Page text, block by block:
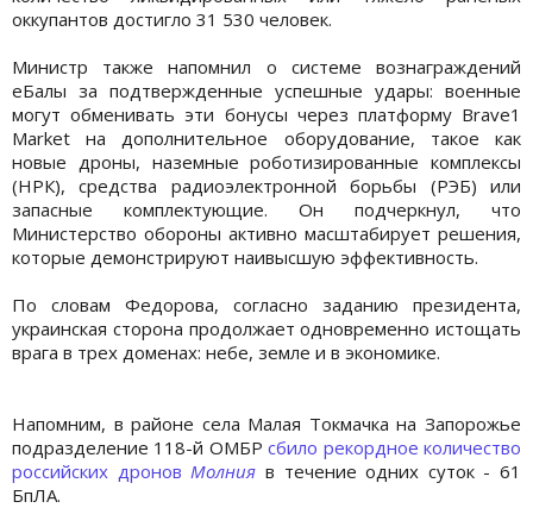
оккупантов достигло 31 530 человек.
Министр также напомнил о системе вознаграждений
еБалы за подтвержденные успешные удары: военные
могут обменивать эти бонусы через платформу Brave1
Market на дополнительное оборудование, такое как
новые дроны, наземные роботизированные комплексы
(НРК), средства радиоэлектронной борьбы (РЭБ) или
запасные комплектующие. Он подчеркнул, что
Министерство обороны активно масштабирует решения,
которые демонстрируют наивысшую эффективность.
По словам Федорова, согласно заданию президента,
украинская сторона продолжает одновременно истощать
врага в трех доменах: небе, земле и в экономике.
Напомним, в районе села Малая Токмачка на Запорожье
подразделение 118-й ОМБРсбило рекордное количество
российских дронов Молния в течение одних суток - 61
БпЛА.